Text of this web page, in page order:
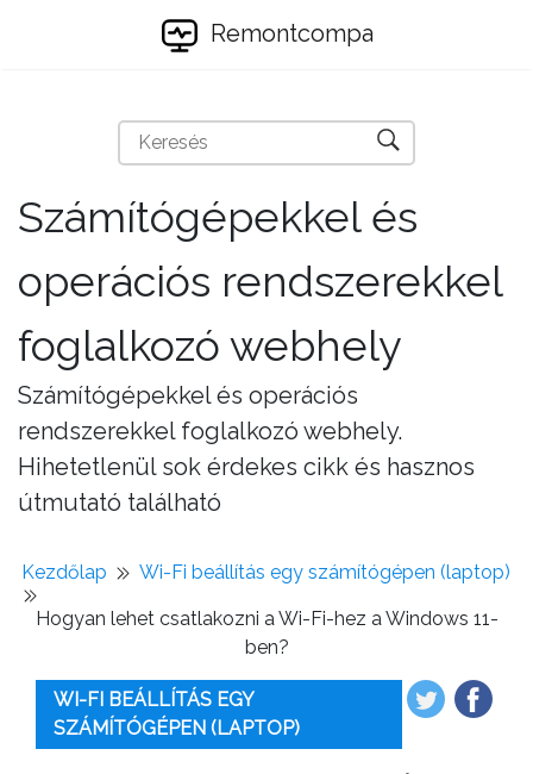
Remontcompa
Számítógépekkel és
operációs rendszerekkel
foglalkozó webhely
Számítógépekkel és operációs
rendszerekkel foglalkozó webhely.
Hihetetlenül sok érdekes cikk és hasznos
útmutató található
Kezdőlap Wi-Fi beállítás egy számítógépen (laptop)
Hogyan lehet csatlakozni a Wi-Fi-hez a Windows 11-
ben?
WI-FI BEÁLLÍTÁS EGY
SZÁMÍTÓGÉPEN (LAPTOP)